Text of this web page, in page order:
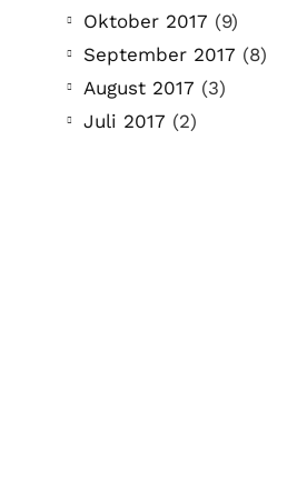
Oktober 2017 (9)
September 2017 (8)
August 2017 (3)
Juli 2017 (2)